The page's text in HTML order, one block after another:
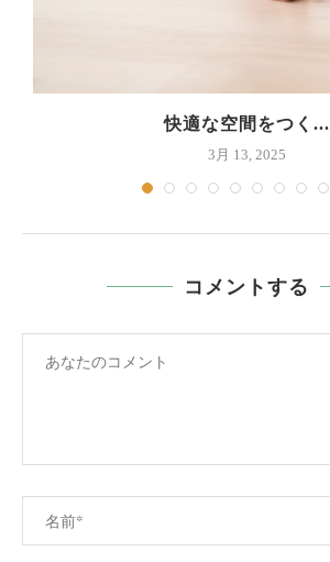
快適な空間をつく...
3月 13, 2025
コメントする